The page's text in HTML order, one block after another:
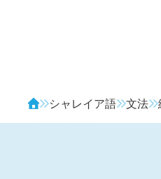
シャレイア語 文法